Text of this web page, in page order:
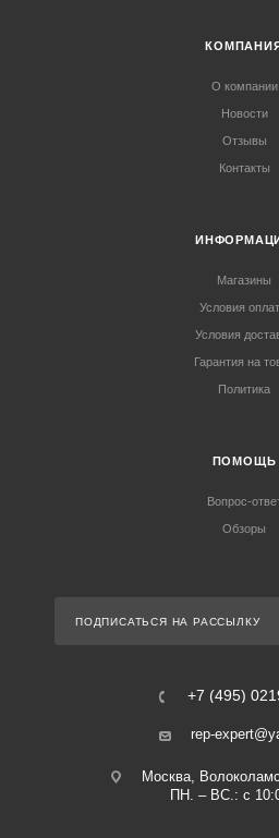
КОМПАНИЯ
О компании
Новости
Отзывы
Контакты
Магазины
Условия
Условия
Гарантия на
Политика
ПОМОЩЬ
Вопрос-
Обзоры
ПОДПИСАТЬСЯ НА РАССЫЛКУ
+7 (495)
rep-
Москва,
ПН. – ВС.: с